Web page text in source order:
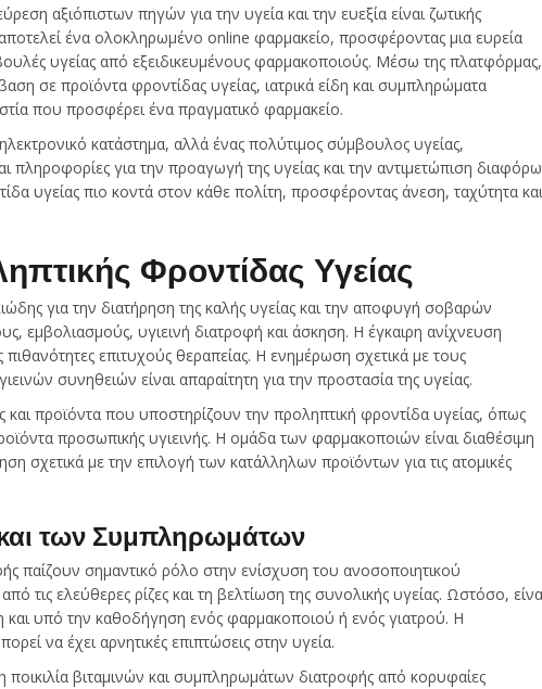
αξιόπιστων πηγών για την υγεία και την ευεξία είναι ζωτικής
αποτελεί ένα ολοκληρωμένο online φαρμακείο, προσφέροντας μια ευρεία
υγείας από εξειδικευμένους φαρμακοποιούς. Μέσω της πλατφόρμας,
σε προϊόντα φροντίδας υγείας, ιατρικά είδη και συμπληρώματα
που προσφέρει ένα πραγματικό φαρμακείο.
κατάστημα, αλλά ένας πολύτιμος σύμβουλος υγείας,
πληροφορίες για την προαγωγή της υγείας και την αντιμετώπιση
υγείας πιο κοντά στον κάθε πολίτη, προσφέροντας άνεση, ταχύτητα και
Φροντίδας Υγείας
για την διατήρηση της καλής υγείας και την αποφυγή σοβαρών
εμβολιασμούς, υγιεινή διατροφή και άσκηση. Η έγκαιρη ανίχνευση
επιτυχούς θεραπείας. Η ενημέρωση σχετικά με τους
συνηθειών είναι απαραίτητη για την προστασία της υγείας.
προϊόντα που υποστηρίζουν την προληπτική φροντίδα υγείας, όπως
προσωπικής υγιεινής. Η ομάδα των φαρμακοποιών είναι διαθέσιμη
σχετικά με την επιλογή των κατάλληλων προϊόντων για τις ατομικές
των Συμπληρωμάτων
παίζουν σημαντικό ρόλο στην ενίσχυση του ανοσοποιητικού
τις ελεύθερες ρίζες και τη βελτίωση της συνολικής υγείας. Ωστόσο,
και υπό την καθοδήγηση ενός φαρμακοποιού ή ενός γιατρού. Η
να έχει αρνητικές επιπτώσεις στην υγεία.
βιταμινών και συμπληρωμάτων διατροφής από κορυφαίες